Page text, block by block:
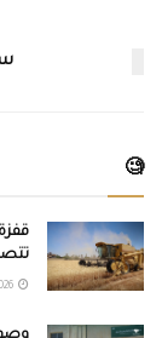
🧐
تتصدر